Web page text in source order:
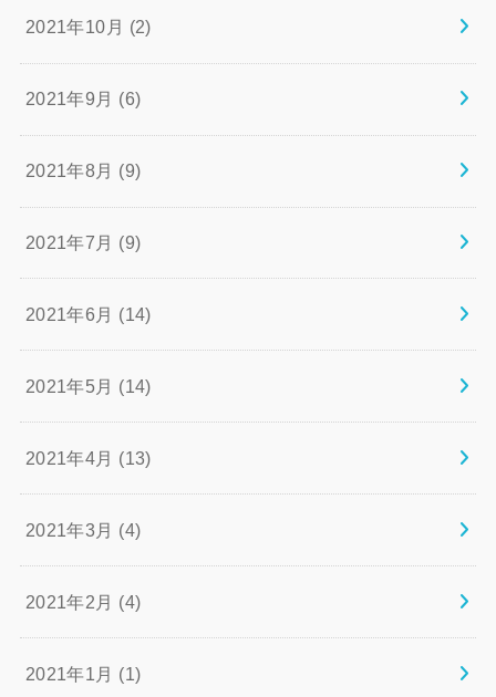
2021年10月 (2)
2021年9月 (6)
2021年8月 (9)
2021年7月 (9)
2021年6月 (14)
2021年5月 (14)
2021年4月 (13)
2021年3月 (4)
2021年2月 (4)
2021年1月 (1)